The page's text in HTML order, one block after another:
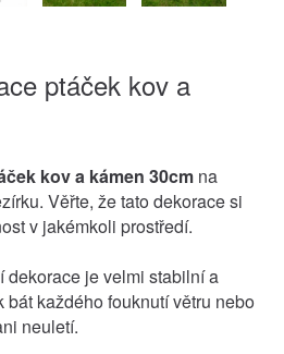
ptáček kov a
kov a kámen 30cmna
Věřte, že tato dekorace si
v jakémkoli prostředí.
dekorace je velmi stabilní a
bát každého fouknutí větru nebo
neuletí.